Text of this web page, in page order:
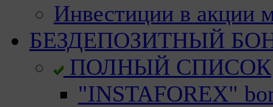
Инвестиции в акции
БЕЗДЕПОЗИТНЫЙ
ПОЛНЫЙ СПИСОК
"INSTAFOREX"